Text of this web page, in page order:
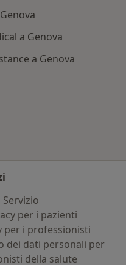
a Genova
a Genova
per i pazienti
per i professionisti
dei dati personali per
della salute